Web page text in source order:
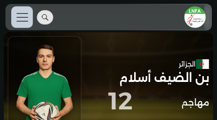
الجزائر
بن الضيف أسلام
مهاجم 12